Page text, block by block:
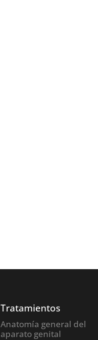
Tratamientos
Anatomía general del
aparato genital